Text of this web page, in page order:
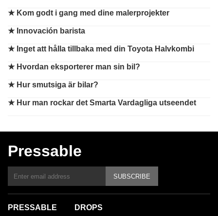
★ Kom godt i gang med dine malerprojekter
★ Innovación barista
★ Inget att hålla tillbaka med din Toyota Halvkombi
★ Hvordan eksporterer man sin bil?
★ Hur smutsiga är bilar?
★ Hur man rockar det Smarta Vardagliga utseendet
Pressable
SUBSCRIBE
PRESSABLE DROPS